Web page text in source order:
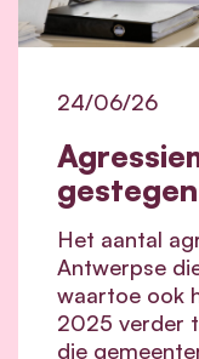
gestegen
24/06/26
Het aantal
Antwerpse
waartoe ook
2025 verder
die